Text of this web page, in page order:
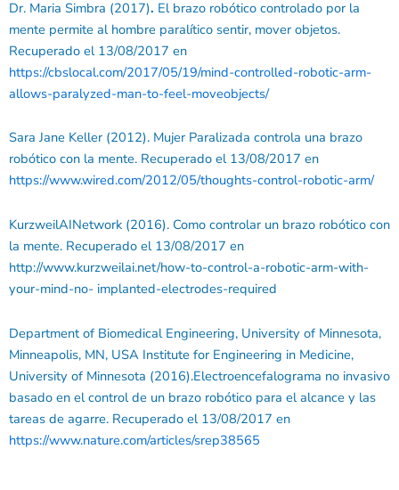
Dr. Maria Simbra (2017). El brazo robótico controlado por la
mente permite al hombre paralítico sentir, mover objetos.
Recuperado el 13/08/2017 en
https://cbslocal.com/2017/05/19/mind-controlled-robotic-arm-
allows-paralyzed-man-to-feel-moveobjects/
Sara Jane Keller (2012). Mujer Paralizada controla una brazo
robótico con la mente. Recuperado el 13/08/2017 en
https://www.wired.com/2012/05/thoughts-control-robotic-arm/
KurzweilAINetwork (2016). Como controlar un brazo robótico con
la mente. Recuperado el 13/08/2017 en
http://www.kurzweilai.net/how-to-control-a-robotic-arm-with-
your-mind-no- implanted-electrodes-required
Department of Biomedical Engineering, University of Minnesota,
Minneapolis, MN, USA Institute for Engineering in Medicine,
University of Minnesota (2016).Electroencefalograma no invasivo
basado en el control de un brazo robótico para el alcance y las
tareas de agarre. Recuperado el 13/08/2017 en
https://www.nature.com/articles/srep38565